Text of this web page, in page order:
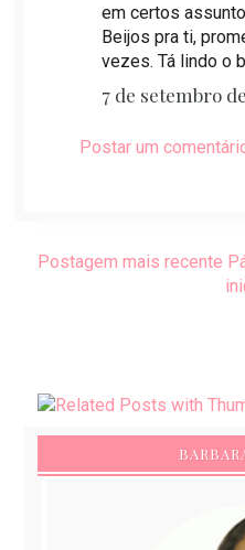
em certos
Beijos pra ti,
vezes. Tá lindo o
7 de setembro
Postar um
Postagem mais recente